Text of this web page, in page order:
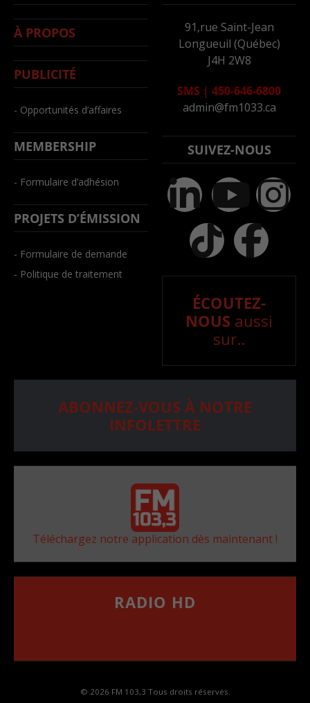
À PROPOS
PUBLICITÉ
- Opportunités d’affaires
MEMBERSHIP
- Formulaire d’adhésion
PROJETS D’ÉMISSION
- Formulaire de demande
- Politique de traitement
91,rue Saint-Jean
Longueuil (Québec)
J4H 2W8
SMS | 450-646-6800
admin@fm1033.ca
SUIVEZ-NOUS
ÉCOUTEZ-
NOUS aussi
sur..
ABONNEZ-VOUS À NOTRE
INFOLETTRE
Téléchargez notre application dès maintenant !
RADIO HD
© 2026 FM 103,3 Tous droits réservés.